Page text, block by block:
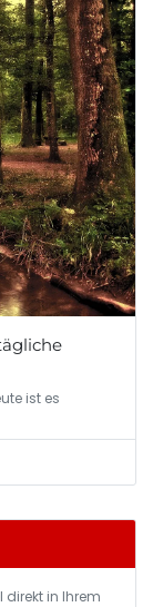
ist es
direkt in Ihrem